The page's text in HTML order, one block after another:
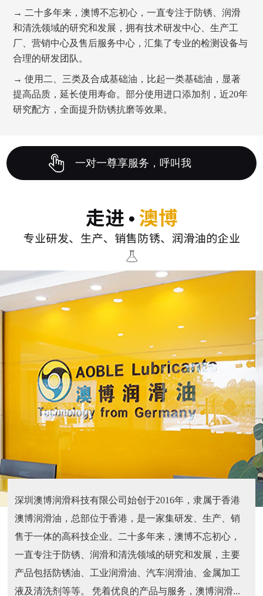
→ 二十多年来，澳博不忘初心，一直专注于防锈、润滑
和清洗领域的研究和发展，拥有技术研发中心、生产工
厂、营销中心及售后服务中心，汇集了专业的检测设备与
合理的研发团队。
→ 使用二、三类及合成基础油，比起一类基础油，显著
提高品质，延长使用寿命。部分使用进口添加剂，近20年
研究配方，全面提升防锈抗磨等效果。
一对一尊享服务，呼叫我
深圳澳博润滑科技有限公司始创于2016年，隶属于香港
澳博润滑油，总部位于香港，是一家集研发、生产、销
售于一体的高科技企业。二十多年来，澳博不忘初心，
一直专注于防锈、润滑和清洗领域的研究和发展，主要
产品包括防锈油、工业润滑油、汽车润滑油、金属加工
液及清洗剂等等。 凭着优良的产品与服务，澳博润滑...